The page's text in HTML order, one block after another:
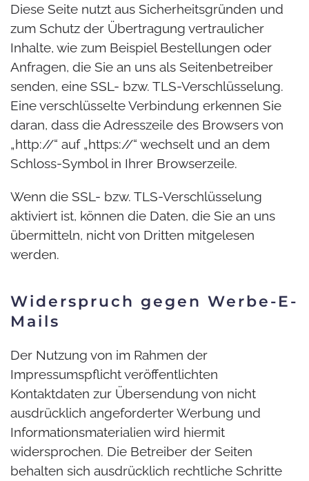
Diese Seite nutzt aus Sicherheitsgründen und
zum Schutz der Übertragung vertraulicher
Inhalte, wie zum Beispiel Bestellungen oder
Anfragen, die Sie an uns als Seitenbetreiber
senden, eine SSL- bzw. TLS-Verschlüsselung.
Eine verschlüsselte Verbindung erkennen Sie
daran, dass die Adresszeile des Browsers von
„http://“ auf „https://“ wechselt und an dem
Schloss-Symbol in Ihrer Browserzeile.
Wenn die SSL- bzw. TLS-Verschlüsselung
aktiviert ist, können die Daten, die Sie an uns
übermitteln, nicht von Dritten mitgelesen
werden.
Widerspruch gegen Werbe-E-
Mails
Der Nutzung von im Rahmen der
Impressumspflicht veröffentlichten
Kontaktdaten zur Übersendung von nicht
ausdrücklich angeforderter Werbung und
Informationsmaterialien wird hiermit
widersprochen. Die Betreiber der Seiten
behalten sich ausdrücklich rechtliche Schritte